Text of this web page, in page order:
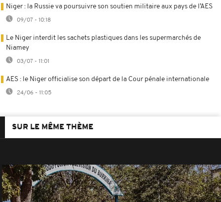
Niger : la Russie va poursuivre son soutien militaire aux pays de l’AES
09/07 - 10:18
Le Niger interdit les sachets plastiques dans les supermarchés de
Niamey
03/07 - 11:01
AES : le Niger officialise son départ de la Cour pénale internationale
24/06 - 11:05
SUR LE MÊME THÈME